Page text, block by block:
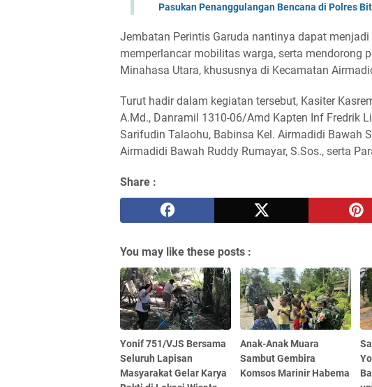
Pasukan Penanggulangan Bencana di Polres
Jembatan Perintis Garuda nantinya dapat
memperlancar mobilitas warga, serta mendorong
Minahasa Utara, khususnya di Kecamatan
Turut hadir dalam kegiatan tersebut, Kasiter
A.Md., Danramil 1310-06/Amd Kapten Inf Fredrik
Sarifudin Talaohu, Babinsa Kel. Airmadidi Bawah
Airmadidi Bawah Ruddy Rumayar, S.Sos., serta
Share :
You may like these posts :
Yonif 751/VJS Bersama
Seluruh Lapisan
Masyarakat Gelar Karya
Anak-Anak Muara
Sambut Gembira
Komsos Marinir Habema